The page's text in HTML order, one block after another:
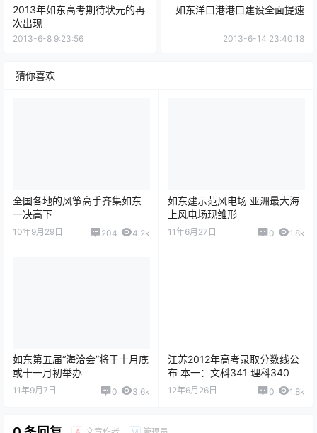
2013年如东高考期待状元的再
次出现
2013-6-8 9:23:56
如东洋口港港口建设全面提速
2013-6-14 23:40:18
猜你喜欢
全国各地的风筝高手齐集如东
一决高下
10年9月29日 204 4.2k
如东建示范风电场 亚洲最大海
上风电场现雏形
11年6月27日 0 1.8k
如东第五届“海洽会”将于十月底
或十一月初举办
11年9月7日 0 3.6k
江苏2012年高考录取分数线公
布 本一：文科341 理科340
12年6月26日 0 1.8k